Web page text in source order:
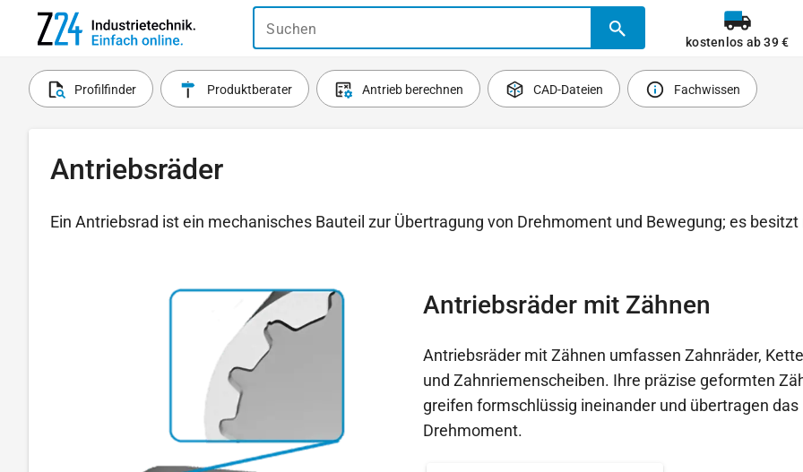
Suchen
kostenlos ab 39 €
Profilfinder Produktberater Antrieb berechnen CAD-Dateien Fachwissen
Antriebsräder
Ein Antriebsrad ist ein mechanisches Bauteil zur Übertragung von Drehmoment und Bewegung; es
Antriebsräder mit Zähnen
Antriebsräder mit Zähnen umfassen Zahnräder,
und Zahnriemenscheiben. Ihre präzise geformten
greifen formschlüssig ineinander und übertragen das
Drehmoment.